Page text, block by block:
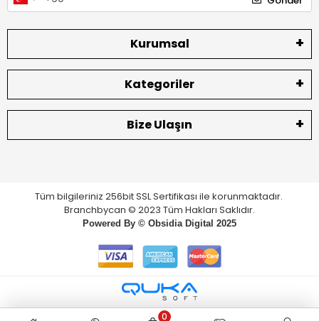
Kurumsal
Kategoriler
Bize Ulaşın
Tüm bilgileriniz 256bit SSL Sertifikası ile korunmaktadır.
Branchbycan © 2023 Tüm Hakları Saklıdır.
Powered By © Obsidia Digital 2025
0